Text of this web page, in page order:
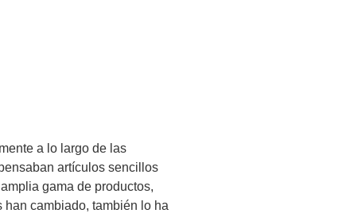
a lo largo de las
artículos sencillos
gama de productos,
cambiado, también lo ha